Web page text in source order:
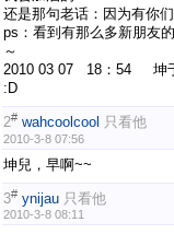
还是那句老话：因为有你
ps：看到有那么多新朋友
～
2010 03 07 18：54 坤
:D
2# wahcoolcool 只看他
2010-3-8 07:56
坤兒，早啊~~
3# ynijau 只看他
2010-3-8 08:11